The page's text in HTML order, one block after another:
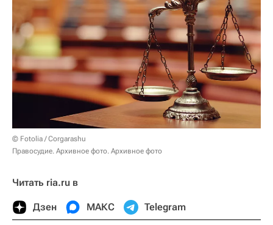
© Fotolia / Corgarashu
Правосудие. Архивное фото. Архивное фото
Читать ria.ru в
Дзен МАКС Telegram